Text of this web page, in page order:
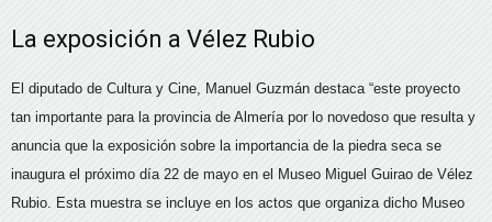
La exposición a Vélez Rubio
El diputado de Cultura y Cine, Manuel Guzmán destaca “este proyecto
tan importante para la provincia de Almería por lo novedoso que resulta y
anuncia que la exposición sobre la importancia de la piedra seca se
inaugura el próximo día 22 de mayo en el Museo Miguel Guirao de Vélez
Rubio. Esta muestra se incluye en los actos que organiza dicho Museo